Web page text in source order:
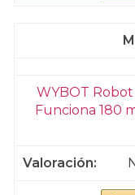
WYBOT
Funciona 180